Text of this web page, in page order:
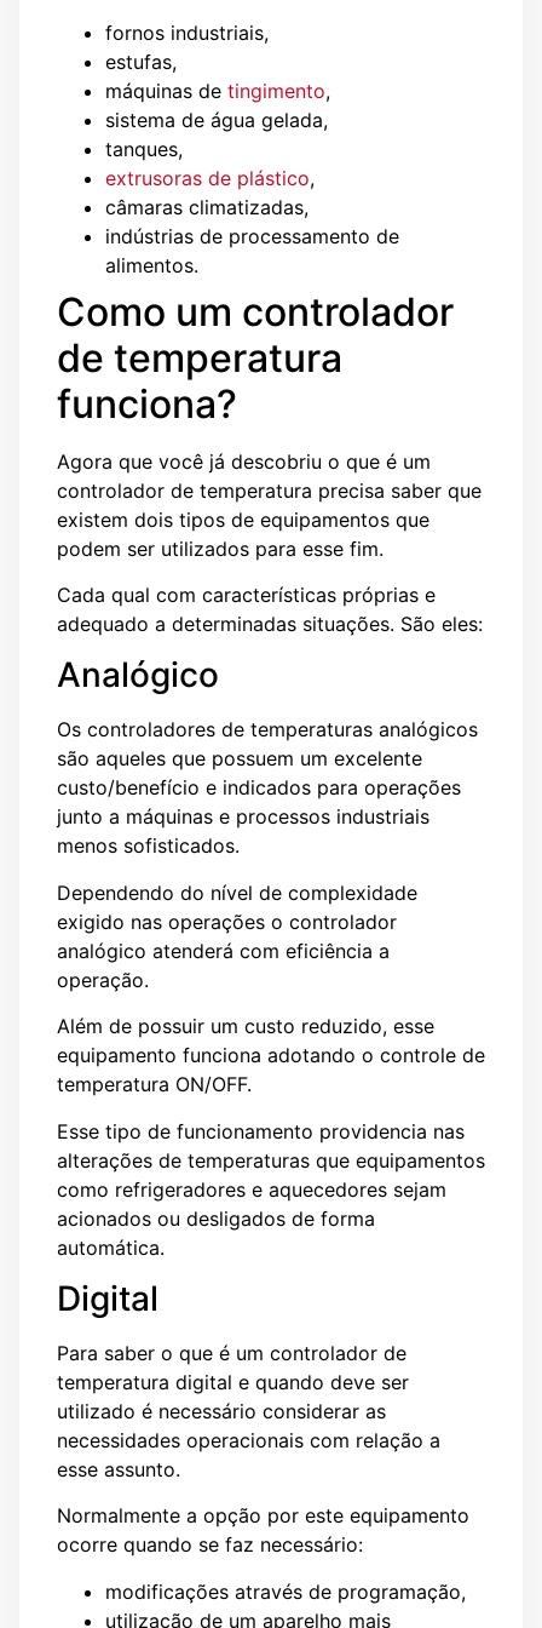
fornos industriais,
estufas,
máquinas de tingimento,
sistema de água gelada,
tanques,
extrusoras de plástico,
câmaras climatizadas,
indústrias de processamento de
alimentos.
Como um controlador
de temperatura
funciona?
Agora que você já descobriu o que é um
controlador de temperatura precisa saber que
existem dois tipos de equipamentos que
podem ser utilizados para esse fim.
Cada qual com características próprias e
adequado a determinadas situações. São eles:
Analógico
Os controladores de temperaturas analógicos
são aqueles que possuem um excelente
custo/benefício e indicados para operações
junto a máquinas e processos industriais
menos sofisticados.
Dependendo do nível de complexidade
exigido nas operações o controlador
analógico atenderá com eficiência a
operação.
Além de possuir um custo reduzido, esse
equipamento funciona adotando o controle de
temperatura ON/OFF.
Esse tipo de funcionamento providencia nas
alterações de temperaturas que equipamentos
como refrigeradores e aquecedores sejam
acionados ou desligados de forma
automática.
Digital
Para saber o que é um controlador de
temperatura digital e quando deve ser
utilizado é necessário considerar as
necessidades operacionais com relação a
esse assunto.
Normalmente a opção por este equipamento
ocorre quando se faz necessário:
modificações através de programação,
utilização de um aparelho mais